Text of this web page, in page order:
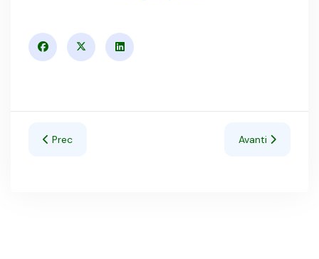
Articolo precedente: Lattosio - Kit enzimatico Lattosio /
Prec Articolo
Avanti